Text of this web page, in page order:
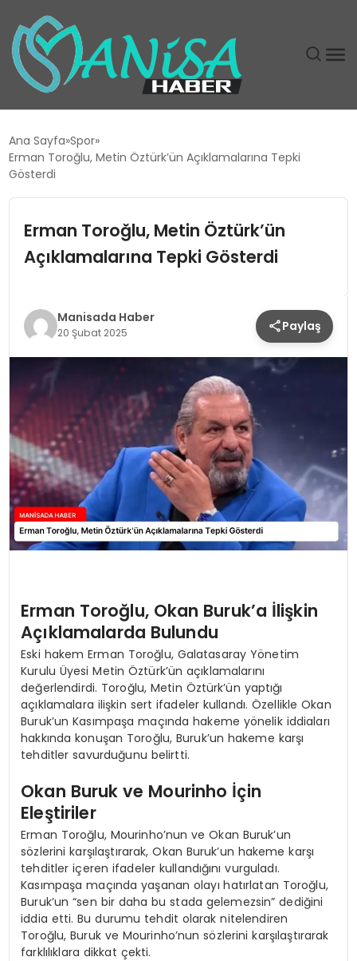
EĞITIM
GÜNDEM
SIYASET
SPOR
TEKNOLOJI
YAŞAM
Ana Sayfa Spor
Erman Toroğlu, Metin Öztürk’ün Açıklamalarına Tepki
Gösterdi
Erman Toroğlu, Metin Öztürk’ün
Açıklamalarına Tepki Gösterdi
Manisada Haber
20 Şubat 2025 Paylaş
Erman Toroğlu, Okan Buruk’a İlişkin
Açıklamalarda Bulundu
Eski hakem Erman Toroğlu, Galatasaray Yönetim
Kurulu Üyesi Metin Öztürk’ün açıklamalarını
değerlendirdi. Toroğlu, Metin Öztürk’ün yaptığı
açıklamalara ilişkin sert ifadeler kullandı. Özellikle Okan
Buruk’un Kasımpaşa maçında hakeme yönelik iddiaları
hakkında konuşan Toroğlu, Buruk’un hakeme karşı
tehditler savurduğunu belirtti.
Okan Buruk ve Mourinho İçin
Eleştiriler
Erman Toroğlu, Mourinho’nun ve Okan Buruk’un
sözlerini karşılaştırarak, Okan Buruk’un hakeme karşı
tehditler içeren ifadeler kullandığını vurguladı.
Kasımpaşa maçında yaşanan olayı hatırlatan Toroğlu,
Buruk’un “sen bir daha bu stada gelemezsin” dediğini
iddia etti. Bu durumu tehdit olarak nitelendiren
Toroğlu, Buruk ve Mourinho’nun sözlerini karşılaştırarak
farklılıklara dikkat çekti.